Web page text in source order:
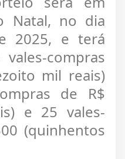
Natal, no dia
2025, e terá
compras
mil reais)
de R$
e 25 vales-
(quinhentos